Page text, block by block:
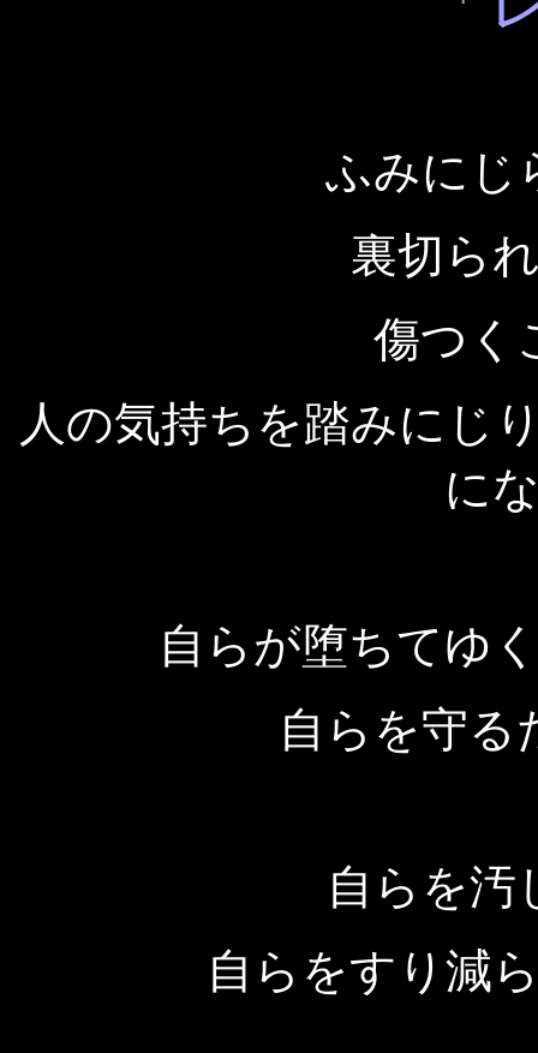
ふみにじ
裏切ら
傷つく
人の気持ちを踏みに
に
自らが堕ちてゆ
自らを守る
自らを汚
自らをすり減